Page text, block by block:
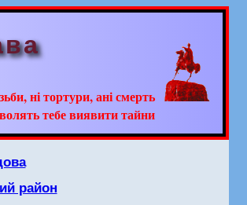
ні тортури, ані смерть
тебе виявити тайни
район